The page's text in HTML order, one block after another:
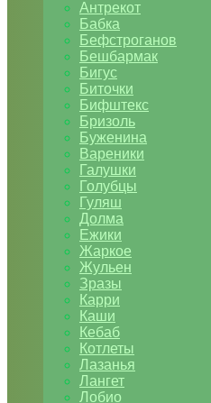
Антрекот
Бабка
Бефстроганов
Бешбармак
Бигус
Биточки
Бифштекс
Бризоль
Буженина
Вареники
Галушки
Голубцы
Гуляш
Долма
Ежики
Жаркое
Жульен
Зразы
Карри
Каши
Кебаб
Котлеты
Лазанья
Лангет
Лобио